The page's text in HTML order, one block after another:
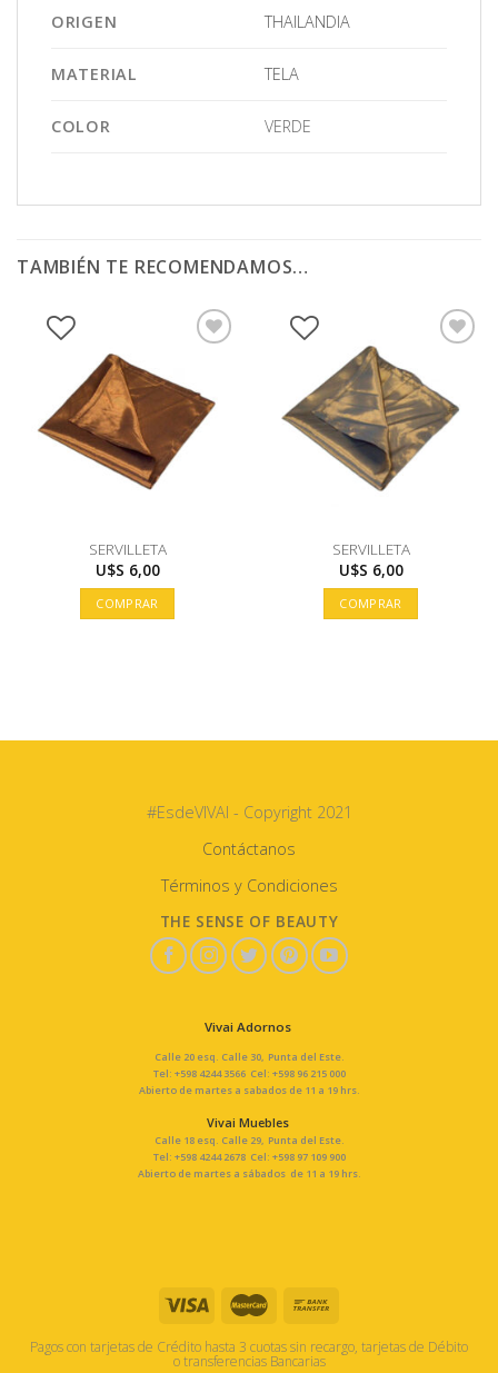
ORIGEN THAILANDIA
MATERIAL TELA
COLOR VERDE
TAMBIÉN TE RECOMENDAMOS…
SERVILLETA
U$S 6,00
COMPRAR
SERVILLETA
U$S 6,00
COMPRAR
#EsdeVIVAI - Copyright 2021
Contáctanos
Términos y Condiciones
THE SENSE OF BEAUTY
Vivai Adornos
Calle 20 esq. Calle 30, Punta del Este.
Tel: +598 4244 3566 Cel: +598 96 215 000
Abierto de martes a sabados de 11 a 19 hrs.
Vivai Muebles
Calle 18 esq. Calle 29, Punta del Este.
Tel: +598 4244 2678 Cel: +598 97 109 900
Abierto de martes a sábados de 11 a 19 hrs.
Pagos con tarjetas de Crédito hasta 3 cuotas sin recargo, tarjetas de Débito
o transferencias Bancarias